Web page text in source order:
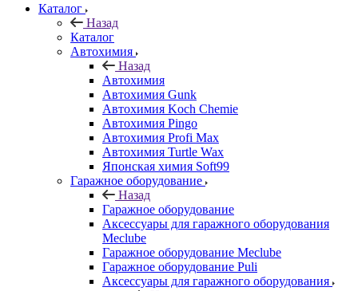
Каталог
Назад
Каталог
Автохимия
Назад
Автохимия
Автохимия Gunk
Автохимия Koch Chemie
Автохимия Pingo
Автохимия Profi Max
Автохимия Turtle Wax
Японская химия Soft99
Гаражное оборудование
Назад
Гаражное оборудование
Аксессуары для гаражного оборудования
Meclube
Гаражное оборудование Meclube
Гаражное оборудование Puli
Аксессуары для гаражного оборудования